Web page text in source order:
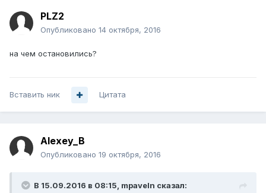
PLZ2
Опубликовано 14 октября, 2016
на чем остановились?
Вставить ник Цитата
Alexey_B
Опубликовано 19 октября, 2016
В 15.09.2016 в 08:15, mpaveln сказал: